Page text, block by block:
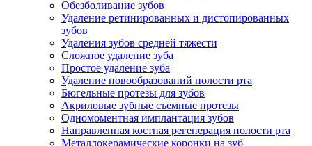
Обезболивание зубов
Удаление ретинированных и дистопированных
зубов
Удаления зубов средней тяжести
Сложное удаление зуба
Простое удаление зуба
Удаление новообразований полости рта
Бюгельные протезы для зубов
Акриловые зубные съемные протезы
Одномоментная имплантация зубов
Направленная костная регенерация полости рта
Металлокерамические коронки на зуб